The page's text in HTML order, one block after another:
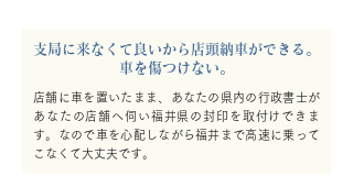
支局に来なくて良いから店頭納車ができる。
車を傷つけない。
店舗に車を置いたまま、あなたの県内の行政書士が
あなたの店舗へ伺い福井県の封印を取付けできま
す。なので車を心配しながら福井まで高速に乗って
こなくて大丈夫です。